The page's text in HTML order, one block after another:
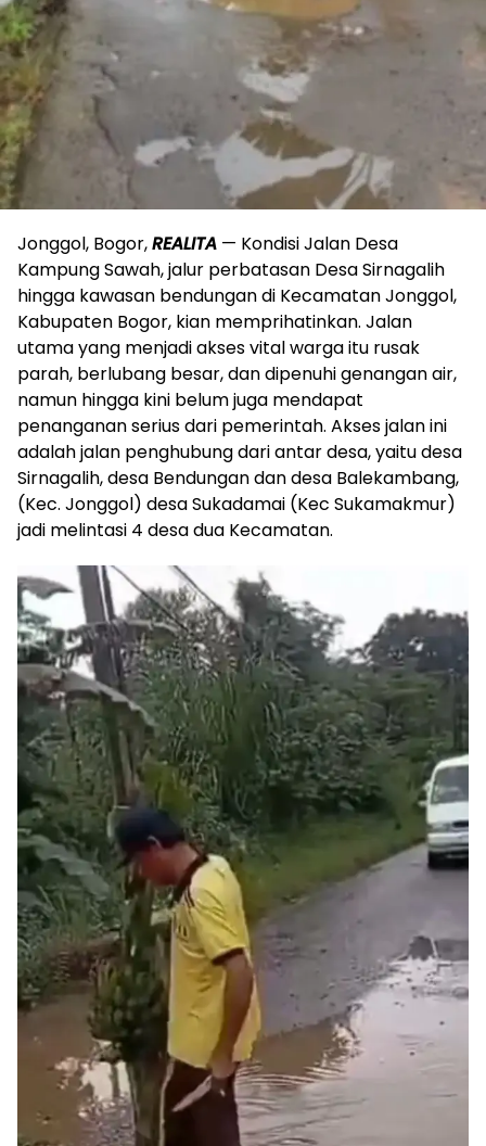
Jonggol, Bogor,REALITA — Kondisi Jalan Desa
Kampung Sawah, jalur perbatasan Desa Sirnagalih
hingga kawasan bendungan di Kecamatan Jonggol,
Kabupaten Bogor, kian memprihatinkan. Jalan
utama yang menjadi akses vital warga itu rusak
parah, berlubang besar, dan dipenuhi genangan air,
namun hingga kini belum juga mendapat
penanganan serius dari pemerintah. Akses jalan ini
adalah jalan penghubung dari antar desa, yaitu desa
Sirnagalih, desa Bendungan dan desa Balekambang,
(Kec. Jonggol) desa Sukadamai (Kec Sukamakmur)
jadi melintasi 4 desa dua Kecamatan.